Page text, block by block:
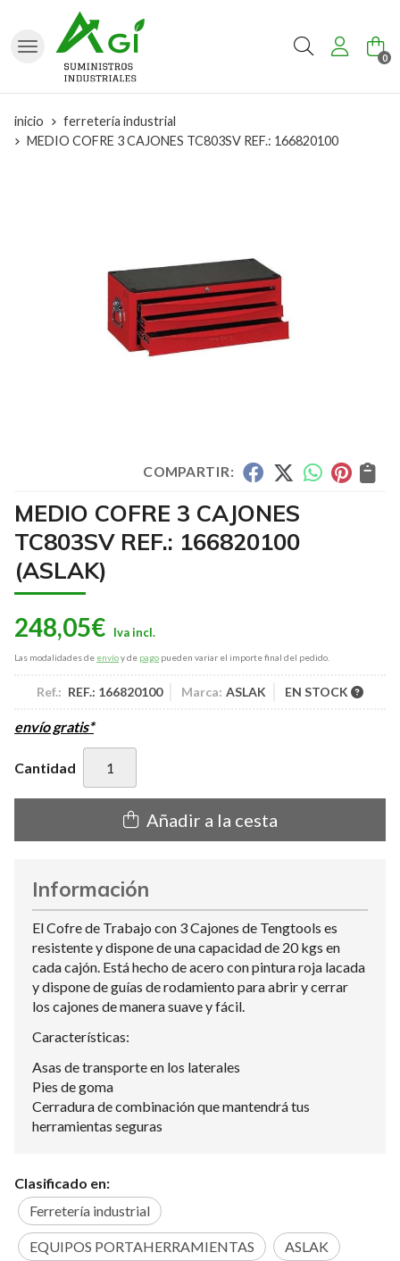
Buscar 0
inicio
ferretería industrial
MEDIO COFRE 3 CAJONES TC803SV REF.: 166820100
COMPARTIR:
MEDIO COFRE 3 CAJONES
TC803SV REF.: 166820100
(ASLAK)
248,05€
Las modalidades de envíoy de pago pueden variar el importe final del pedido.
Ref.: REF.: 166820100 Marca: ASLAK EN STOCK
envío gratis*
Cantidad
Añadir a la cesta
Información
El Cofre de Trabajo con 3 Cajones de Tengtools es
resistente y dispone de una capacidad de 20 kgs en
cada cajón. Está hecho de acero con pintura roja lacada
y dispone de guías de rodamiento para abrir y cerrar
los cajones de manera suave y fácil.
Características:
Asas de transporte en los laterales
Pies de goma
Cerradura de combinación que mantendrá tus
herramientas seguras
Clasificado en:
Ferretería industrial
EQUIPOS PORTAHERRAMIENTAS ASLAK